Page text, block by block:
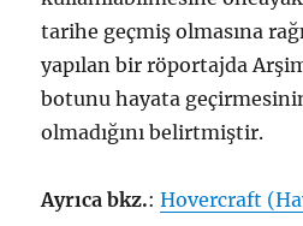
tarihe geçmiş olmasına
yapılan bir röportajda
botunu hayata
olmadığını belirtmiştir.
Ayrıca bkz.:Hovercraft